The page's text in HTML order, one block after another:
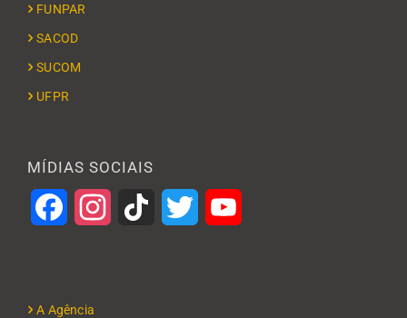
FUNPAR
SACOD
SUCOM
UFPR
MÍDIAS SOCIAIS
FacebookInstagramTikTok Twitter
A Agência